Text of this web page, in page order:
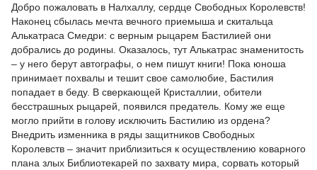
Добро пожаловать в Налхаллу, сердце Свободных Королевств!
Наконец сбылась мечта вечного приемыша и скитальца
Алькатраса Смедри: с верным рыцарем Бастилией они
добрались до родины. Оказалось, тут Алькатрас знаменитость
– у него берут автографы, о нем пишут книги! Пока юноша
принимает похвалы и тешит свое самолюбие, Бастилия
попадает в беду. В сверкающей Кристаллии, обители
бесстрашных рыцарей, появился предатель. Кому же еще
могло прийти в голову исключить Бастилию из ордена?
Внедрить изменника в ряды защитников Свободных
Королевств – значит приблизиться к осуществлению коварного
плана злых Библиотекарей по захвату мира, сорвать который